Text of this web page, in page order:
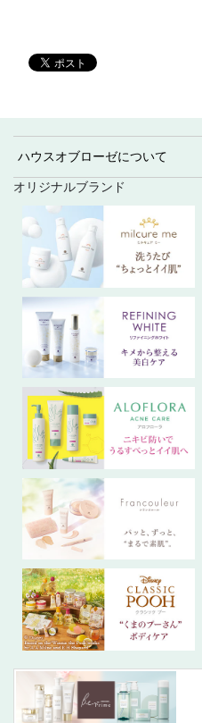
ハウスオブローゼについて
オリジナルブランド